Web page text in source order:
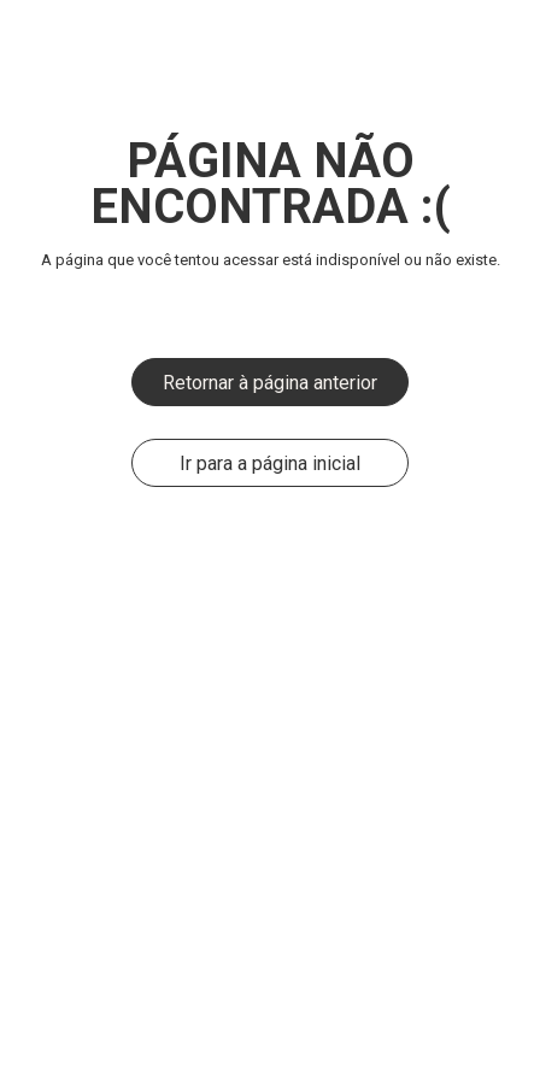
PÁGINA NÃO
ENCONTRADA :(
A página que você tentou acessar está indisponível ou não existe.
Retornar à página anterior
Ir para a página inicial